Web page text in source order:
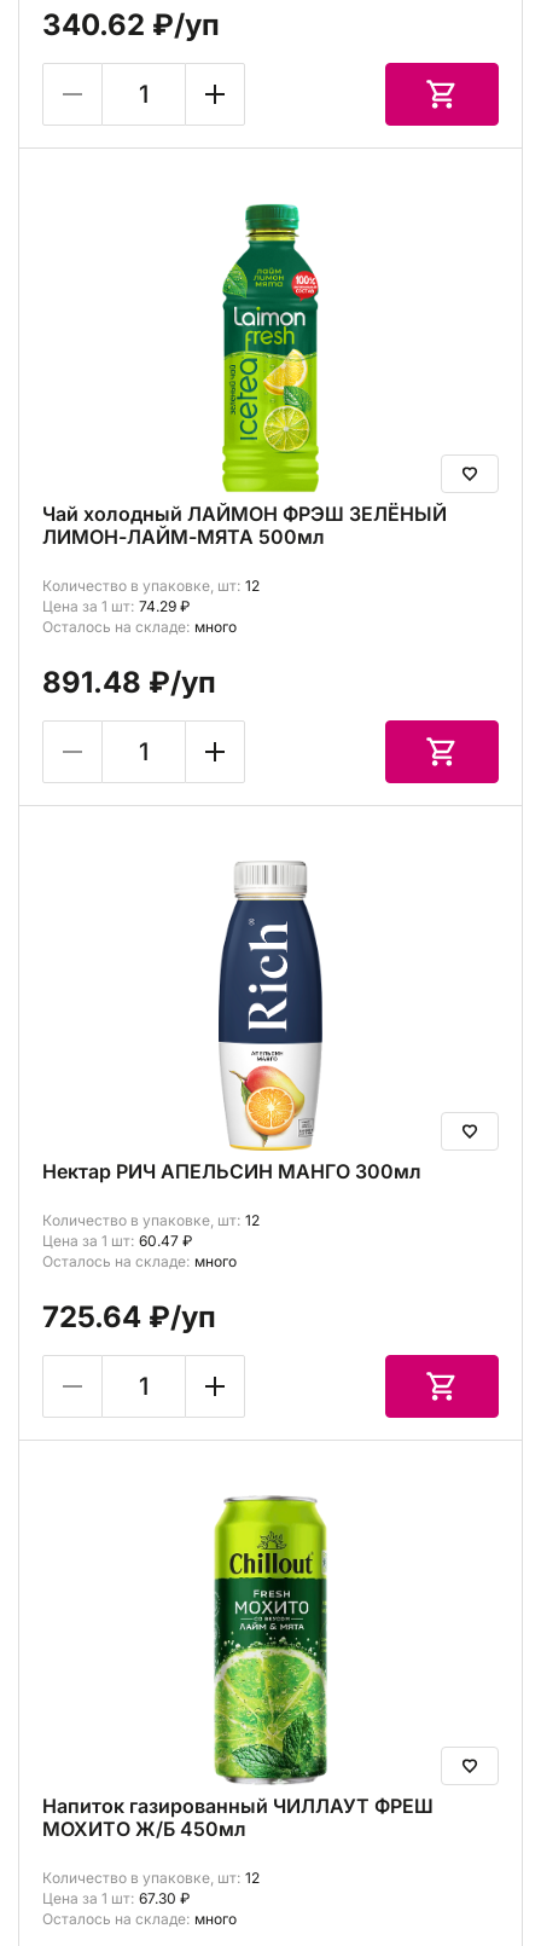
340.62 ₽/уп
Чай холодный ЛАЙМОН ФРЭШ ЗЕЛЁНЫЙ
ЛИМОН-ЛАЙМ-МЯТА 500мл
Количество в упаковке, шт: 12
Цена за 1 шт: 74.29 ₽
Осталось на складе: много
891.48 ₽/уп
Нектар РИЧ АПЕЛЬСИН МАНГО 300мл
Количество в упаковке, шт: 12
Цена за 1 шт: 60.47 ₽
Осталось на складе: много
725.64 ₽/уп
Напиток газированный ЧИЛЛАУТ ФРЕШ
МОХИТО Ж/Б 450мл
Количество в упаковке, шт: 12
Цена за 1 шт: 67.30 ₽
Осталось на складе: много